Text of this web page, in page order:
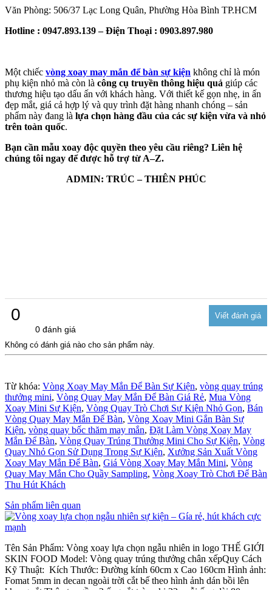
Văn Phòng: 506/37 Lạc Long Quân, Phường Hòa Bình TP.HCM
Hotline : 0947.893.139 – Điện Thoại : 0903.897.980
Một chiếc vòng xoay may mắn để bàn sự kiện không chỉ là món
phụ kiện nhỏ mà còn là công cụ truyền thông hiệu quả giúp các
thương hiệu tạo dấu ấn với khách hàng. Với thiết kế gọn nhẹ, in ấn
đẹp mắt, giá cả hợp lý và quy trình đặt hàng nhanh chóng – sản
phẩm này đang là lựa chọn hàng đầu của các sự kiện vừa và nhỏ
trên toàn quốc.
Bạn cần mẫu xoay độc quyền theo yêu cầu riêng? Liên hệ
chúng tôi ngay để được hỗ trợ từ A–Z.
ADMIN: TRÚC – THIÊN PHÚC
0
0 đánh giá
Không có đánh giá nào cho sản phẩm này.
Từ khóa: Vòng Xoay May Mắn Để Bàn Sự Kiện, vòng quay trúng
thưởng mini, Vòng Quay May Mắn Để Bàn Giá Rẻ, Mua Vòng
Xoay Mini Sự Kiện, Vòng Quay Trò Chơi Sự Kiện Nhỏ Gọn, Bán
Vòng Quay May Mắn Để Bàn, Vòng Xoay Mini Gắn Bàn Sự
Kiện, vòng quay bốc thăm may mắn, Đặt Làm Vòng Xoay May
Mắn Để Bàn, Vòng Quay Trúng Thưởng Mini Cho Sự Kiện, Vòng
Quay Nhỏ Gọn Sử Dụng Trong Sự Kiện, Xưởng Sản Xuất Vòng
Xoay May Mắn Để Bàn, Giá Vòng Xoay May Mắn Mini, Vòng
Quay May Mắn Cho Quầy Sampling, Vòng Xoay Trò Chơi Để Bàn
Thu Hút Khách
Sản phẩm liên quan
Tên Sản Phẩm: Vòng xoay lựa chọn ngẫu nhiên in logo THẾ GIỚI
SKIN FOOD Model: Vòng quay trúng thưởng chân xếpQuy Cách
Kỹ Thuật: Kích Thước: Đường kính 60cm x Cao 160cm Hình ảnh:
Fomat 5mm in decan ngoài trời cắt bế theo hình ảnh dán bồi lên